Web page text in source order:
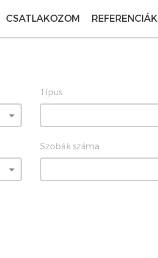
CSATLAKOZOM REFERENCIÁK
Típus
Szobák száma